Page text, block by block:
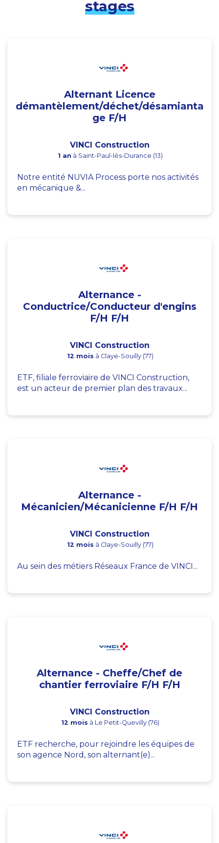
stages
Alternant Licence
démantèlement/déchet/désamianta
ge F/H
VINCI Construction
1 an à Saint-Paul-lès-Durance (13)
Notre entité NUVIA Process porte nos activités
en mécanique &...
Alternance -
Conductrice/Conducteur d'engins
F/H F/H
VINCI Construction
12 mois à Claye-Souilly (77)
ETF, filiale ferroviaire de VINCI Construction,
est un acteur de premier plan des travaux...
Alternance -
Mécanicien/Mécanicienne F/H F/H
VINCI Construction
12 mois à Claye-Souilly (77)
Au sein des métiers Réseaux France de VINCI...
Alternance - Cheffe/Chef de
chantier ferroviaire F/H F/H
VINCI Construction
12 mois à Le Petit-Quevilly (76)
ETF recherche, pour rejoindre les équipes de
son agence Nord, son alternant(e)...